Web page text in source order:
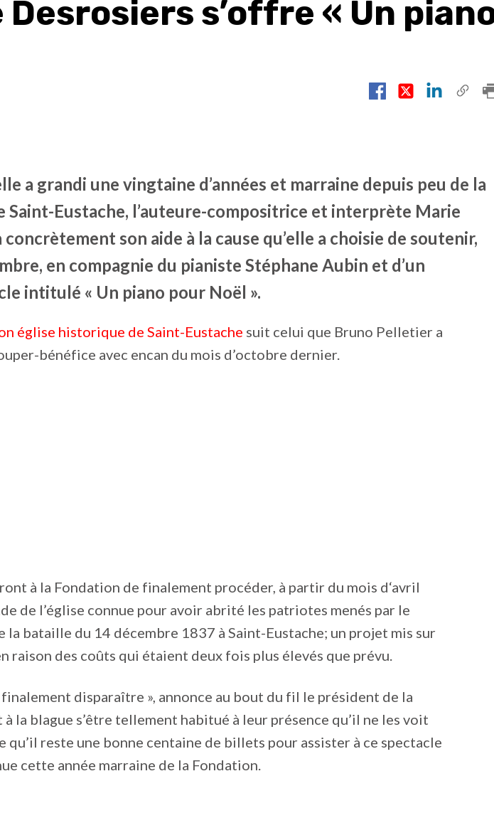
s’offre « Un
a grandi une vingtaine d’années et marraine depuis peu de la
Saint-Eustache, l’auteure-compositrice et interprète Marie
son aide à la cause qu’elle a choisie de soutenir,
en compagnie du pianiste Stéphane Aubin et d’un
intitulé « Un piano pour Noël ».
église historique de Saint-Eustache suit celui que Bruno Pelletier a
bénéfice avec encan du mois d’octobre dernier.
à la Fondation de finalement procéder, à partir du mois d‘avril
de l’église connue pour avoir abrité les patriotes menés par le
bataille du 14 décembre 1837 à Saint-Eustache; un projet mis sur
raison des coûts qui étaient deux fois plus élevés que prévu.
disparaître », annonce au bout du fil le président de la
la blague s’être tellement habitué à leur présence qu’il ne les voit
qu’il reste une bonne centaine de billets pour assister à ce spectacle
cette année marraine de la Fondation.